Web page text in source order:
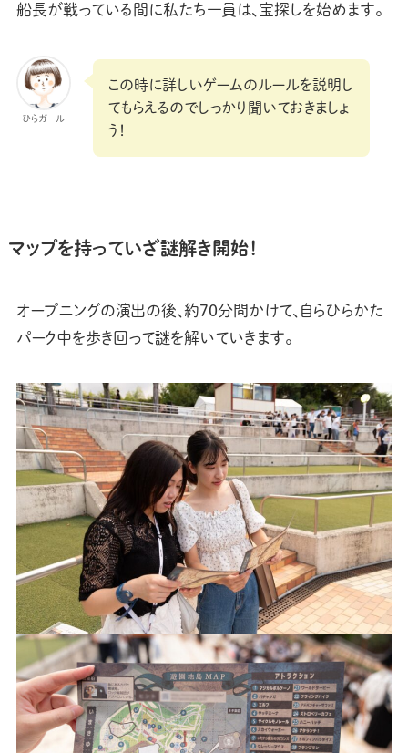
船長が戦っている間に私たち一員は、宝探しを始めます。
ひらガール
この時に詳しいゲームのルールを説明し
てもらえるのでしっかり聞いておきましょ
う！
マップを持っていざ謎解き開始！
オープニングの演出の後、約70分間かけて、自らひらかた
パーク中を歩き回って謎を解いていきます。